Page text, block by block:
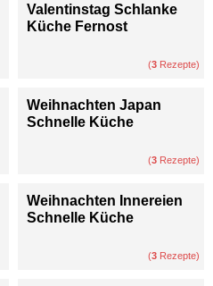
Valentinstag Schlanke
Küche Fernost
(3 Rezepte)
Weihnachten Japan
Schnelle Küche
(3 Rezepte)
Weihnachten Innereien
Schnelle Küche
(3 Rezepte)